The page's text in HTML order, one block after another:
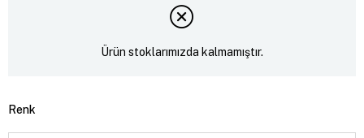
Ürün stoklarımızda kalmamıştır.
Renk